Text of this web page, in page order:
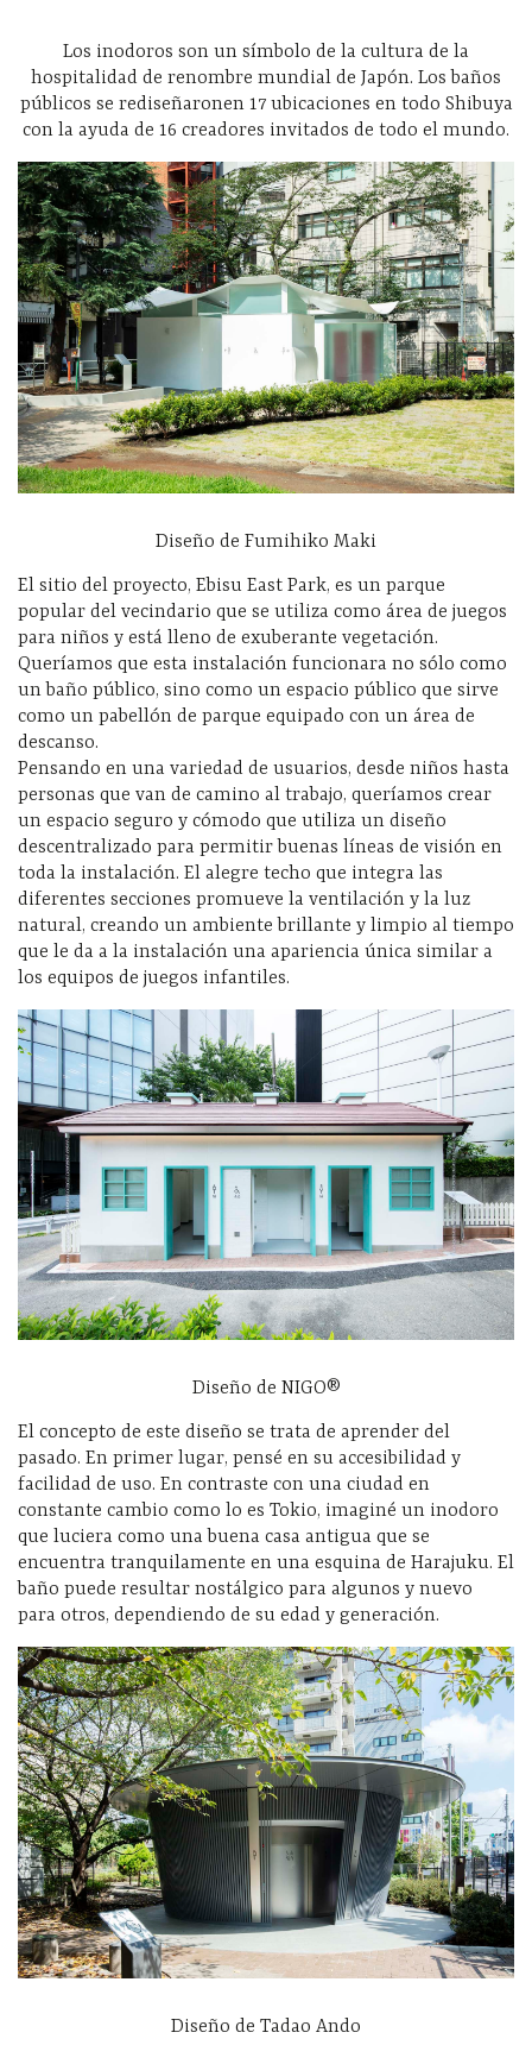
Los inodoros son un símbolo de la cultura de la
hospitalidad de renombre mundial de Japón. Los baños
públicos se rediseñaronen 17 ubicaciones en todo Shibuya
con la ayuda de 16 creadores invitados de todo el mundo.
Diseño de Fumihiko Maki
El sitio del proyecto, Ebisu East Park, es un parque
popular del vecindario que se utiliza como área de juegos
para niños y está lleno de exuberante vegetación.
Queríamos que esta instalación funcionara no sólo como
un baño público, sino como un espacio público que sirve
como un pabellón de parque equipado con un área de
descanso.
Pensando en una variedad de usuarios, desde niños hasta
personas que van de camino al trabajo, queríamos crear
un espacio seguro y cómodo que utiliza un diseño
descentralizado para permitir buenas líneas de visión en
toda la instalación. El alegre techo que integra las
diferentes secciones promueve la ventilación y la luz
natural, creando un ambiente brillante y limpio al tiempo
que le da a la instalación una apariencia única similar a
los equipos de juegos infantiles.
Diseño de NIGO®
El concepto de este diseño se trata de aprender del
pasado. En primer lugar, pensé en su accesibilidad y
facilidad de uso. En contraste con una ciudad en
constante cambio como lo es Tokio, imaginé un inodoro
que luciera como una buena casa antigua que se
encuentra tranquilamente en una esquina de Harajuku. El
baño puede resultar nostálgico para algunos y nuevo
para otros, dependiendo de su edad y generación.
Diseño de Tadao Ando